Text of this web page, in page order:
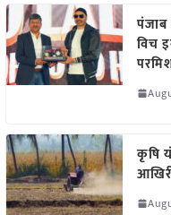
पंजाब
विच
कृषि